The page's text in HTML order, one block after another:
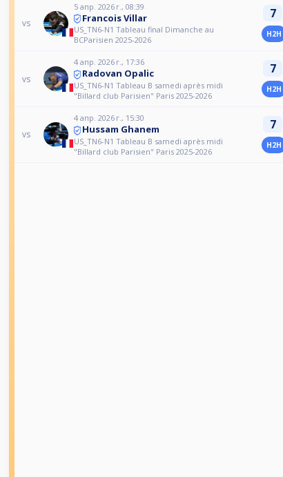
vs
5 апр. 2026 г., 08:39
Francois Villar
US_TN6-N1 Tableau final Dimanche au
BCParisien 2025-2026
7
H2H
vs
4 апр. 2026 г., 17:36
Radovan Opalic
US_TN6-N1 Tableau B samedi après midi
"Billard club Parisien" Paris 2025-2026
7
H2H
vs
4 апр. 2026 г., 15:30
Hussam Ghanem
US_TN6-N1 Tableau B samedi après midi
"Billard club Parisien" Paris 2025-2026
7
H2H